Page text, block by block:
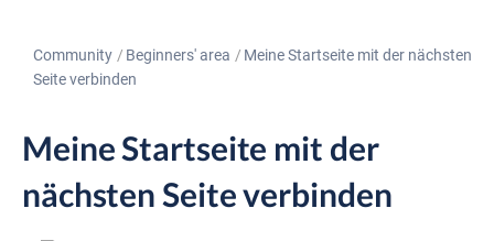
Community Beginners' area
Meine Startseite mit der nächsten
Seite verbinden
Meine Startseite mit der
nächsten Seite verbinden